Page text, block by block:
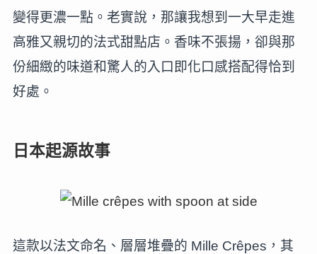
變得更濃一點。老實說，那讓我想到一大早走進
高雅又親切的法式甜點店。香味不張揚，卻與那
份細緻的味道和驚人的入口即化口感搭配得恰到
好處。
日本起源故事
這款以法文命名、層層堆疊的 Mille Crêpes，其